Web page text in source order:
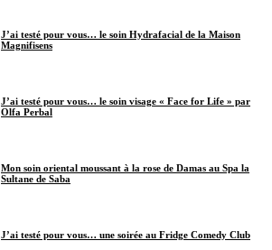
J’ai testé pour vous… le soin Hydrafacial de la Maison
Magnifisens
J’ai testé pour vous… le soin visage « Face for Life » par
Olfa Perbal
Mon soin oriental moussant à la rose de Damas au Spa la
Sultane de Saba
J’ai testé pour vous… une soirée au Fridge Comedy Club